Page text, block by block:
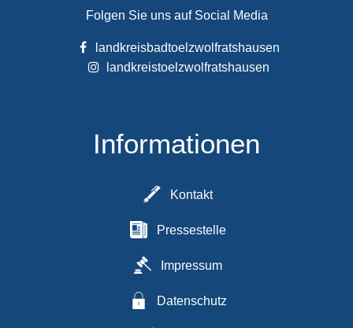
Folgen Sie uns auf Social Media
landkreisbadtoelzwolfratshausen
landkreistoelzwolfratshausen
Informationen
Kontakt
Pressestelle
Impressum
Datenschutz